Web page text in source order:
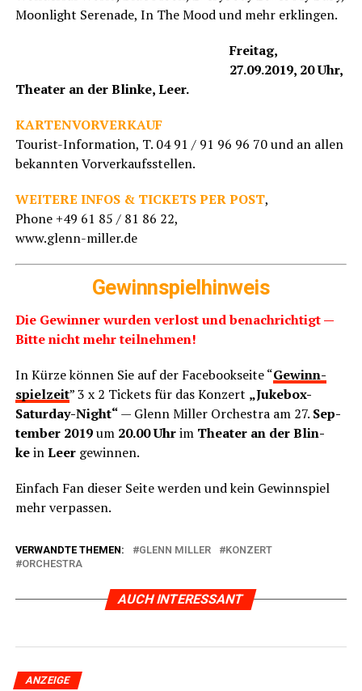
Moon­light Sere­na­de, In The Mood und mehr erklingen.
Frei­tag,
27.09.2019, 20 Uhr,
Thea­ter an der Blin­ke, Leer.
KARTENVORVERKAUF
Tou­rist-Infor­ma­ti­on, T. 04 91 / 91 96 96 70 und an allen
bekann­ten Vorverkaufsstellen.
WEITERE INFOS & TICKETS PER POST,
Pho­ne +49 61 85 / 81 86 22,
www.glenn-miller.de
Gewinn­spiel­hin­weis
Die Gewin­ner wur­den ver­lost und benach­rich­tigt —
Bit­te nicht mehr teilnehmen!
In Kür­ze kön­nen Sie auf der Face­book­sei­te “Gewinn­
spiel­zeit” 3 x 2 Tickets für das Kon­zert „Juke­box-
Satur­day-Night“— Glenn Mil­ler Orches­tra am 27. Sep­
tem­ber 2019um 20.00 Uhrim Thea­ter an der Blin­
keinLeer gewin­nen.
Ein­fach Fan die­ser Sei­te wer­den und kein Gewinn­spiel
mehr verpassen.
VERWANDTE THEMEN: GLENN MILLER
KONZERT
ORCHESTRA
AUCH INTERESSANT
ANZEIGE